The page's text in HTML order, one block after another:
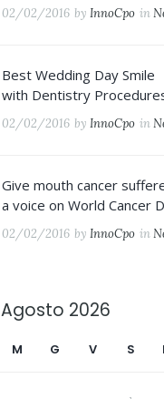
02/02/2016 byInnoCpo in
Best Wedding Day Smile
with Dentistry
02/02/2016 byInnoCpo in
Give mouth cancer
a voice on World Cancer
02/02/2016 byInnoCpo in
Agosto 2026
M G V S